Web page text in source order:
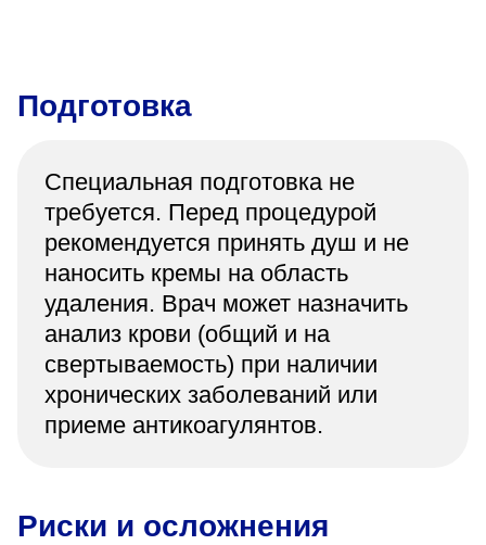
Подготовка
Специальная подготовка не
требуется. Перед процедурой
рекомендуется принять душ и не
наносить кремы на область
удаления. Врач может назначить
анализ крови (общий и на
свертываемость) при наличии
хронических заболеваний или
приеме антикоагулянтов.
Риски и осложнения